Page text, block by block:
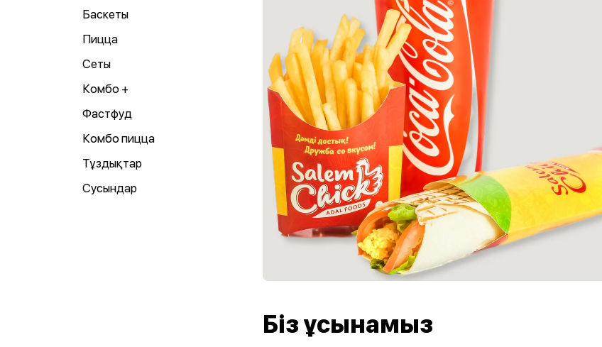
Баскеты
Пицца
Сеты
Комбо +
Фастфуд
Комбо пицца
Тұздықтар
Сусындар
Біз ұсынамыз